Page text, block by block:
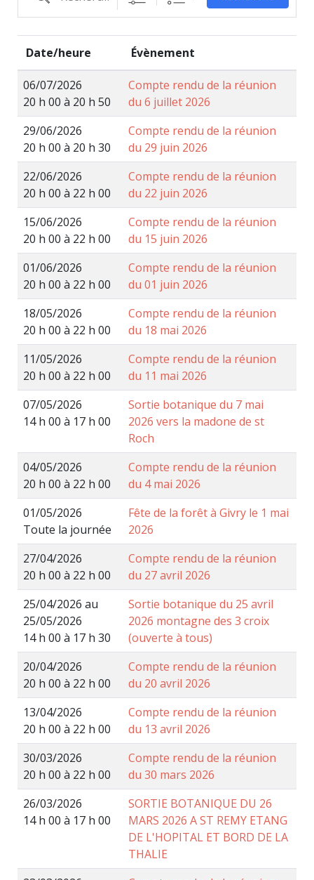
Date/heure Évènement
06/07/2026
20 h 00 à 20 h 50
Compte rendu de la réunion
du 6 juillet 2026
29/06/2026
20 h 00 à 20 h 30
Compte rendu de la réunion
du 29 juin 2026
22/06/2026
20 h 00 à 22 h 00
Compte rendu de la réunion
du 22 juin 2026
15/06/2026
20 h 00 à 22 h 00
Compte rendu de la réunion
du 15 juin 2026
01/06/2026
20 h 00 à 22 h 00
Compte rendu de la réunion
du 01 juin 2026
18/05/2026
20 h 00 à 22 h 00
Compte rendu de la réunion
du 18 mai 2026
11/05/2026
20 h 00 à 22 h 00
Compte rendu de la réunion
du 11 mai 2026
07/05/2026
14 h 00 à 17 h 00
Sortie botanique du 7 mai
2026 vers la madone de st
Roch
04/05/2026
20 h 00 à 22 h 00
Compte rendu de la réunion
du 4 mai 2026
01/05/2026
Toute la journée
Fête de la forêt à Givry le 1 mai
2026
27/04/2026
20 h 00 à 22 h 00
Compte rendu de la réunion
du 27 avril 2026
25/04/2026 au
25/05/2026
14 h 00 à 17 h 30
Sortie botanique du 25 avril
2026 montagne des 3 croix
(ouverte à tous)
20/04/2026
20 h 00 à 22 h 00
Compte rendu de la réunion
du 20 avril 2026
13/04/2026
20 h 00 à 22 h 00
Compte rendu de la réunion
du 13 avril 2026
30/03/2026
20 h 00 à 22 h 00
Compte rendu de la réunion
du 30 mars 2026
26/03/2026
14 h 00 à 17 h 00
SORTIE BOTANIQUE DU 26
MARS 2026 A ST REMY ETANG
DE L'HOPITAL ET BORD DE LA
THALIE